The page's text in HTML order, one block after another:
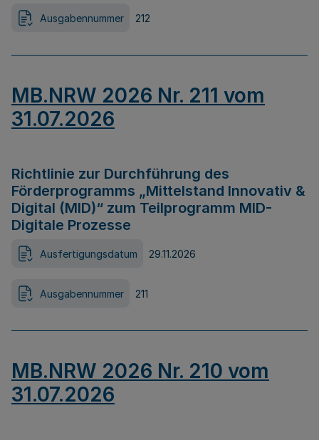
Ausgabennummer 212
MB.NRW 2026 Nr. 211 vom
31.07.2026
Richtlinie zur Durchführung des
Förderprogramms „Mittelstand Innovativ &
Digital (MID)“ zum Teilprogramm MID-
Digitale Prozesse
Ausfertigungsdatum 29.11.2026
Ausgabennummer 211
MB.NRW 2026 Nr. 210 vom
31.07.2026